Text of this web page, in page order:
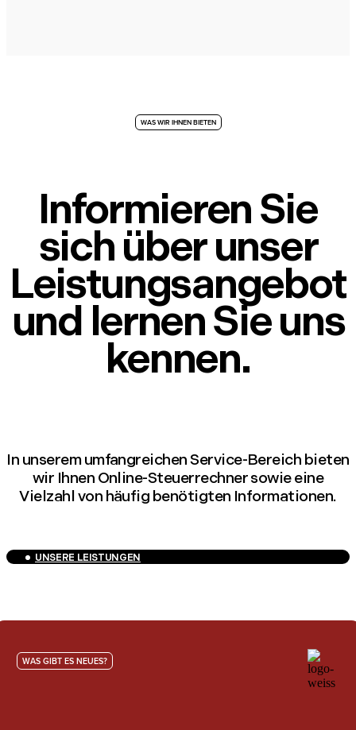
WAS WIR IHNEN BIETEN
Informieren Sie
sich über unser
Leistungsangebot
und lernen Sie uns
kennen.
In unserem umfangreichen Service-Bereich bieten
wir Ihnen Online-Steuerrechner sowie eine
Vielzahl von häufig benötigten Informationen.
UNSERE LEISTUNGEN
WAS GIBT ES NEUES?